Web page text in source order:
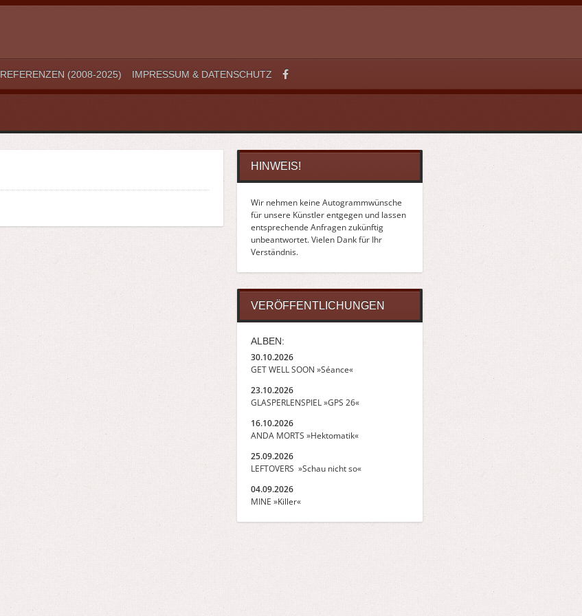
REFERENZEN (2008-2025) IMPRESSUM & DATENSCHUTZ
HINWEIS!
Wir nehmen keine Autogrammwünsche
für unsere Künstler entgegen und lassen
entsprechende Anfragen zukünftig
unbeantwortet. Vielen Dank für Ihr
Verständnis.
VERÖFFENTLICHUNGEN
ALBEN:
30.10.2026
GET WELL SOON »Séance«
23.10.2026
GLASPERLENSPIEL »GPS 26«
16.10.2026
ANDA MORTS »Hektomatik«
25.09.2026
LEFTOVERS »Schau nicht so«
04.09.2026
MINE »Killer«